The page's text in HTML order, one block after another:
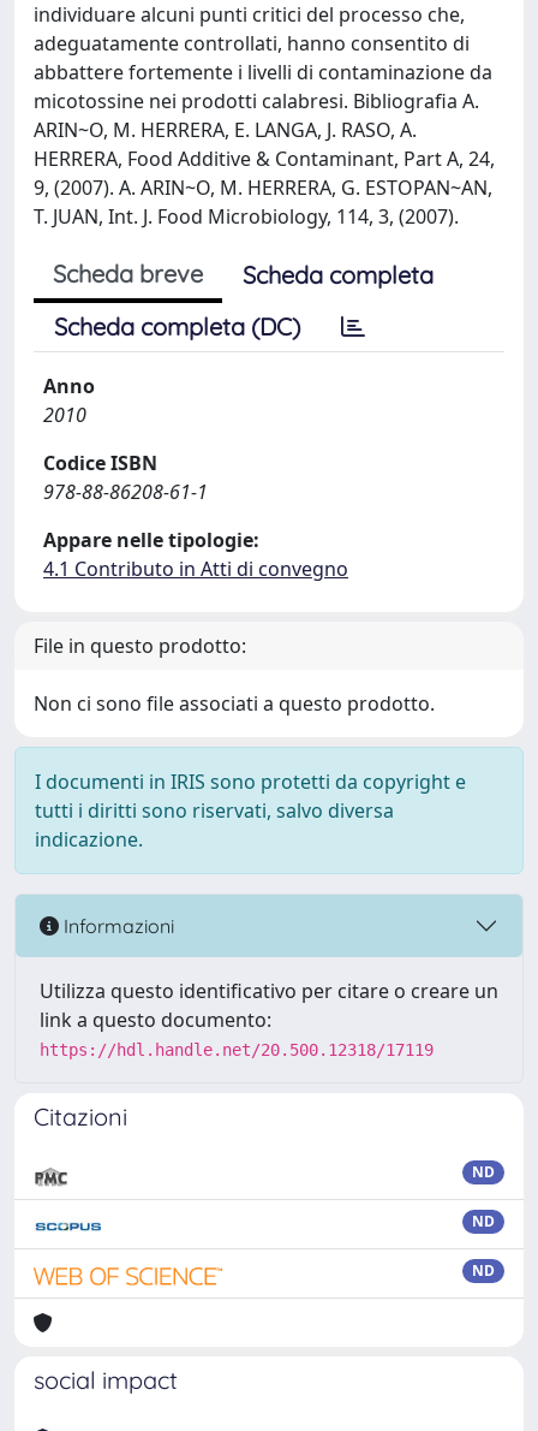
individuare alcuni punti critici del processo che,
adeguatamente controllati, hanno consentito di
abbattere fortemente i livelli di contaminazione da
micotossine nei prodotti calabresi. Bibliografia A.
ARIN~O, M. HERRERA, E. LANGA, J. RASO, A.
HERRERA, Food Additive & Contaminant, Part A, 24,
9, (2007). A. ARIN~O, M. HERRERA, G. ESTOPAN~AN,
T. JUAN, Int. J. Food Microbiology, 114, 3, (2007).
Scheda breve
Scheda completa
Scheda completa (DC)
Anno
2010
Codice ISBN
978-88-86208-61-1
Appare nelle tipologie:
4.1 Contributo in Atti di convegno
File in questo prodotto:
Non ci sono file associati a questo prodotto.
I documenti in IRIS sono protetti da copyright e
tutti i diritti sono riservati, salvo diversa
indicazione.
Informazioni
Utilizza questo identificativo per citare o creare un
link a questo documento:
https://hdl.handle.net/20.500.12318/17119
Citazioni
ND
ND
ND
social impact